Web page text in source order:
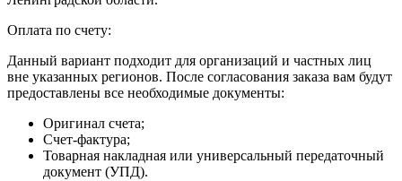
Оплата по счету:
Данный вариант подходит для организаций и частных лиц
вне указанных регионов. После согласования заказа вам будут
предоставлены все необходимые документы:
Оригинал счета;
Счет-фактура;
Товарная накладная или универсальный передаточный
документ (УПД).